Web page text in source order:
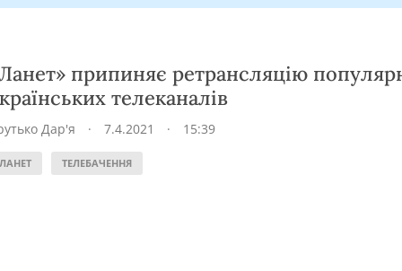
припиняє ретрансляцію
телеканалів
Дар'я · 7.4.2021 · 15:39
ЛАНЕТ ТЕЛЕБАЧЕННЯ